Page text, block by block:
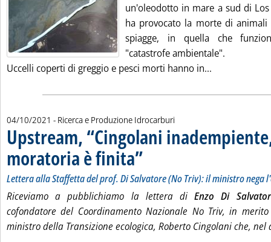
un'oleodotto in mare a sud di
ha provocato la morte di animali
spiagge, in quella che
"catastrofe ambientale".
Uccelli coperti di greggio e pesci morti hanno in...
04/10/2021 - Ricerca e Produzione Idrocarburi
Upstream, “Cingolani
moratoria è finita”. Sottotitolo: Lettera alla Staffetta del prof.
. Pubblicata lunedì 04 ottobre 2021 alle
Lettera alla Staffetta del prof. Di Salvatore (No Triv): il ministro nega
Riceviamo a pubblichiamo la lettera diEnzo Di
cofondatore del Coordinamento Nazionale No Triv, in
ministro della Transizione ecologica, Roberto Cingolani che, nel